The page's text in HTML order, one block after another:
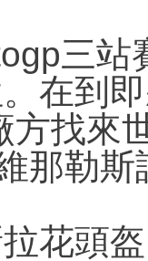
三
在到
方找來
那勒
花頭